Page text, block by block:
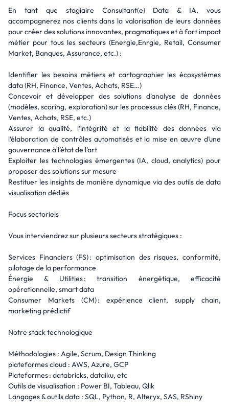
En tant que stagiaire Consultant(e) Data & IA, vous
accompagnerez nos clients dans la valorisation de leurs données
pour créer des solutions innovantes, pragmatiques et à fort impact
métier pour tous les secteurs (Energie,Enrgie, Retail, Consumer
Market, Banques, Assurance, etc.) :
Identifier les besoins métiers et cartographier les écosystèmes
data (RH, Finance, Ventes, Achats, RSE…)
Concevoir et développer des solutions d'analyse de données
(modèles, scoring, exploration) sur les processus clés (RH, Finance,
Ventes, Achats, RSE, etc.)
Assurer la qualité, l’intégrité et la fiabilité des données via
l’élaboration de contrôles automatisés et la mise en œuvre d’une
gouvernance à l’état de l’art
Exploiter les technologies émergentes (IA, cloud, analytics) pour
proposer des solutions sur mesure
Restituer les insights de manière dynamique via des outils de data
visualisation dédiés
Focus sectoriels
Vous interviendrez sur plusieurs secteurs stratégiques :
Services Financiers (FS) : optimisation des risques, conformité,
pilotage de la performance
Énergie & Utilities : transition énergétique, efficacité
opérationnelle, smart data
Consumer Markets (CM) : expérience client, supply chain,
marketing prédictif
Notre stack technologique
Méthodologies : Agile, Scrum, Design Thinking
plateformes cloud : AWS, Azure, GCP
Plateformes : databricks, dataiku, etc
Outils de visualisation : Power BI, Tableau, Qlik
Langages & outils data : SQL, Python, R, Alteryx, SAS, RShiny